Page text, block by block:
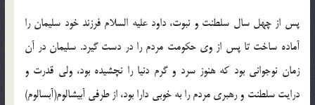
پس از چهل سال سلطنت و نبوت، داود علیه السلام فرزند خود سلیمان را
آماده ساخت تا پس از وی حكومت مردم را در دست گیرد. سلیمان در آن
زمان نوجوانی بود كه هنوز سرد و گرم دنیا را نچشیده بود، ولی قدرت و
درایت سلطنت و رهبری مردم را به خوبی دارا بود، از طرفی آبیشالوم(آبسالوم)